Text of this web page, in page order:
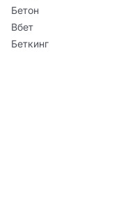
Бетон
Вбет
Беткинг